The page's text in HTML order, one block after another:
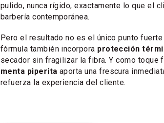
pulido, nunca rígido, exactamente lo que el
barbería contemporánea.
Pero el resultado no es el único punto
fórmula también incorpora protección
secador sin fragilizar la fibra. Y como toque
menta piperita aporta una frescura
refuerza la experiencia del cliente.